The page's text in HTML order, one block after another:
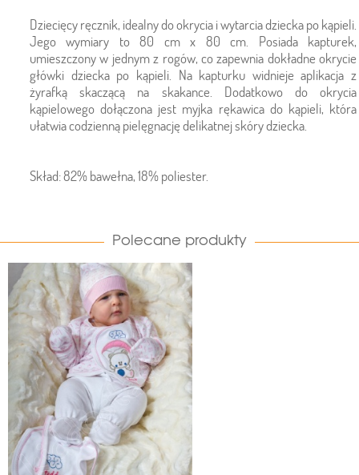
Dziecięcy ręcznik, idealny do okrycia i wytarcia dziecka po kąpieli.
Jego wymiary to 80 cm x 80 cm. Posiada kapturek,
umieszczony w jednym z rogów, co zapewnia dokładne okrycie
główki dziecka po kąpieli. Na kapturku widnieje aplikacja z
żyrafką skaczącą na skakance. Dodatkowo do okrycia
kąpielowego dołączona jest myjka rękawica do kąpieli, która
ułatwia codzienną pielęgnację delikatnej skóry dziecka.
Skład: 82% bawełna, 18% poliester.
Polecane produkty